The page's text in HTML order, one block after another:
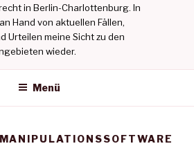
in Berlin-Charlottenburg. In
Hand von aktuellen Fällen,
Urteilen meine Sicht zu den
wieder.
Menü
MANIPULATIONSSOFTWARE